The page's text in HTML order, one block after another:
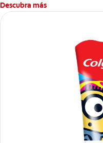
Descubra más